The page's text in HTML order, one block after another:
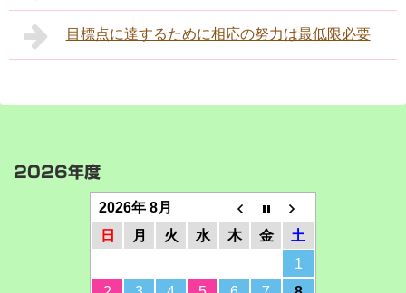
目標点に達するために相応の努力は最低限必要
2026年度
2026年 8月
日
月 火 水 木 金
土
1